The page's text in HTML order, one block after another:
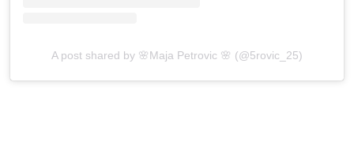
A post shared by 🌸Maja Petrovic 🌸 (@5rovic_25)